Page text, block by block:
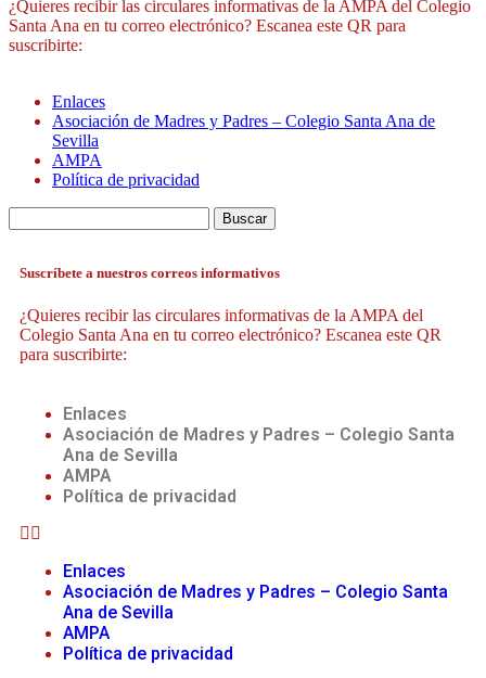
¿Quieres recibir las circulares informativas de la AMPA del Colegio
Santa Ana en tu correo electrónico? Escanea este QR para
suscribirte:
Enlaces
Asociación de Madres y Padres – Colegio Santa Ana de
Sevilla
AMPA
Política de privacidad
Suscríbete a nuestros correos informativos
¿Quieres recibir las circulares informativas de la AMPA del
Colegio Santa Ana en tu correo electrónico? Escanea este QR
para suscribirte:
Enlaces
Asociación de Madres y Padres – Colegio Santa
Ana de Sevilla
AMPA
Política de privacidad
Enlaces
Asociación de Madres y Padres – Colegio Santa
Ana de Sevilla
AMPA
Política de privacidad